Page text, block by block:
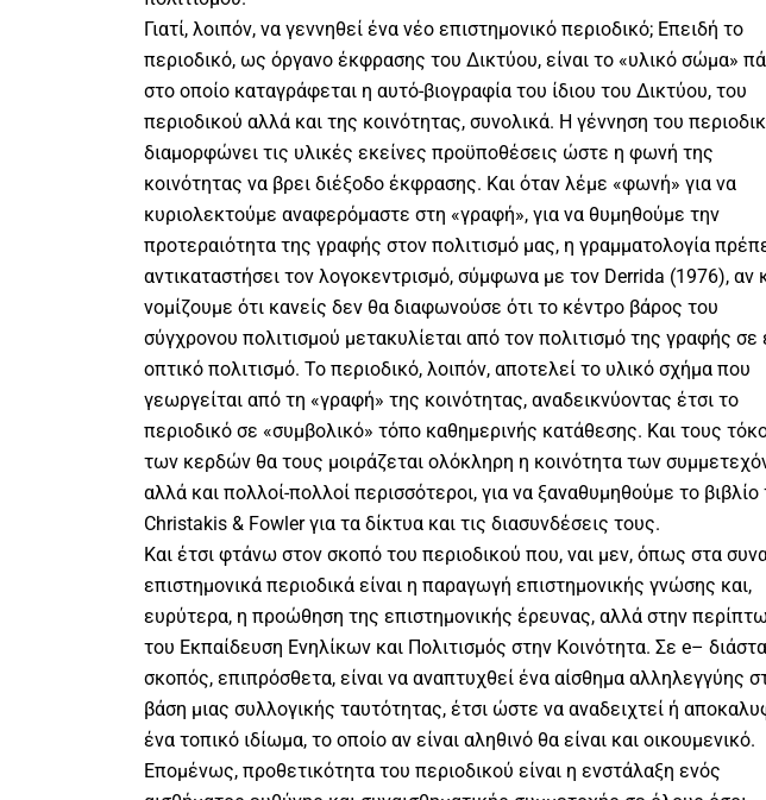
Γιατί, λοιπόν, να γεννηθεί ένα νέο επιστημονικό περιοδικό; Επειδή το
περιοδικό, ως όργανο έκφρασης του Δικτύου, είναι το «υλικό σώμα»
στο οποίο καταγράφεται η αυτό-βιογραφία του ίδιου του Δικτύου, του
περιοδικού αλλά και της κοινότητας, συνολικά. Η γέννηση του
διαμορφώνει τις υλικές εκείνες προϋποθέσεις ώστε η φωνή της
κοινότητας να βρει διέξοδο έκφρασης. Και όταν λέμε «φωνή» για να
κυριολεκτούμε αναφερόμαστε στη «γραφή», για να θυμηθούμε την
προτεραιότητα της γραφής στον πολιτισμό μας, η γραμματολογία
αντικαταστήσει τον λογοκεντρισμό, σύμφωνα με τον Derrida (1976), αν
νομίζουμε ότι κανείς δεν θα διαφωνούσε ότι το κέντρο βάρος του
σύγχρονου πολιτισμού μετακυλίεται από τον πολιτισμό της γραφής σε
οπτικό πολιτισμό. Το περιοδικό, λοιπόν, αποτελεί το υλικό σχήμα που
γεωργείται από τη «γραφή» της κοινότητας, αναδεικνύοντας έτσι το
περιοδικό σε «συμβολικό» τόπο καθημερινής κατάθεσης. Και τους
των κερδών θα τους μοιράζεται ολόκληρη η κοινότητα των
αλλά και πολλοί-πολλοί περισσότεροι, για να ξαναθυμηθούμε το
Christakis & Fowler για τα δίκτυα και τις διασυνδέσεις τους.
Και έτσι φτάνω στον σκοπό του περιοδικού που, ναι μεν, όπως στα
επιστημονικά περιοδικά είναι η παραγωγή επιστημονικής γνώσης και,
ευρύτερα, η προώθηση της επιστημονικής έρευνας, αλλά στην
του Εκπαίδευση Ενηλίκων και Πολιτισμός στην Κοινότητα. Σε e–
σκοπός, επιπρόσθετα, είναι να αναπτυχθεί ένα αίσθημα αλληλεγγύης
βάση μιας συλλογικής ταυτότητας, έτσι ώστε να αναδειχτεί ή
ένα τοπικό ιδίωμα, το οποίο αν είναι αληθινό θα είναι και οικουμενικό.
Επομένως, προθετικότητα του περιοδικού είναι η ενστάλαξη ενός